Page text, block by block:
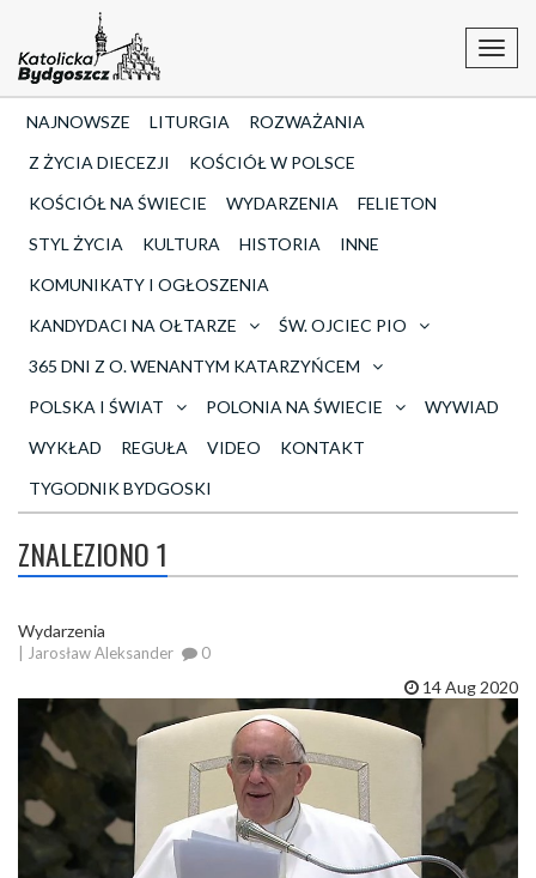
NAJNOWSZE LITURGIA
ROZWAŻANIA
Z ŻYCIA DIECEZJI
KOŚCIÓŁ W POLSCE
KOŚCIÓŁ NA ŚWIECIE
WYDARZENIA
FELIETON
STYL ŻYCIA
KULTURA HISTORIA
INNE
KOMUNIKATY I OGŁOSZENIA
KANDYDACI NA OŁTARZE
ŚW. OJCIEC PIO
365 DNI Z O. WENANTYM KATARZYŃCEM
POLSKA I ŚWIAT
POLONIA NA ŚWIECIE
WYWIAD
WYKŁAD
REGUŁA VIDEO
KONTAKT
TYGODNIK BYDGOSKI
ZNALEZIONO 1
Wydarzenia
| Jarosław Aleksander 0
14 Aug 2020